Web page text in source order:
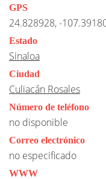
GPS
24.828928, -
Estado
Sinaloa
Ciudad
Culiacán Rosales
Número de teléfono
no disponible
Correo electrónico
no especificado
WWW